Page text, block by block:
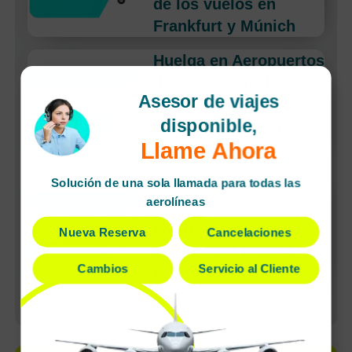
de los vuelos en
Frankfurt y Múnich
Huelga en Aeropuertos
que Debes Saber si
Vuelas en Semana
Santa 2026
American Airlines
lanza un servicio
exclusivo sin escalas
a Budapest para el
verano de 2026
Ver más
Asesor de viajes
disponible,
Llame Ahora
Solución de una sola llamada para todas las
aerolíneas
Nueva Reserva Cancelaciones
Cambios Servicio al Cliente